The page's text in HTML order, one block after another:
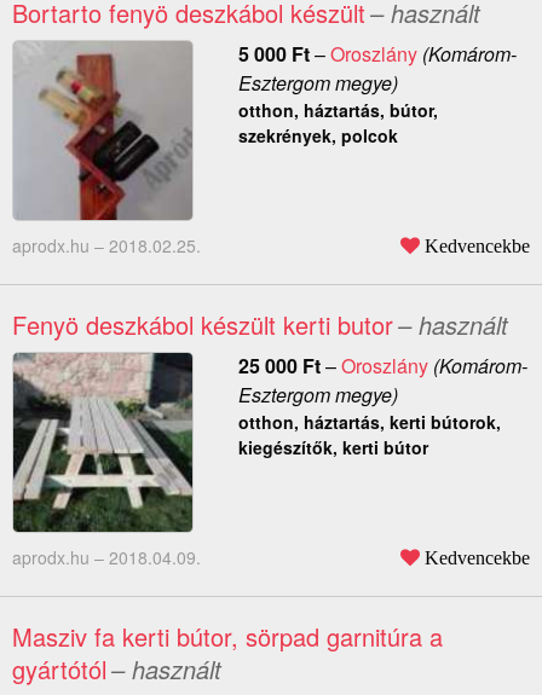
Bortarto fenyö deszkábol készült– használt
5 000 Ft–Oroszlány(Komárom-
Esztergom megye)
otthon, háztartás, bútor,
szekrények, polcok
aprodx.hu – 2018.02.25. Kedvencekbe
Fenyö deszkábol készült kerti butor– használt
25 000 Ft–Oroszlány(Komárom-
Esztergom megye)
otthon, háztartás, kerti bútorok,
kiegészítők, kerti bútor
aprodx.hu – 2018.04.09. Kedvencekbe
Masziv fa kerti bútor, sörpad garnitúra a
gyártótól– használt